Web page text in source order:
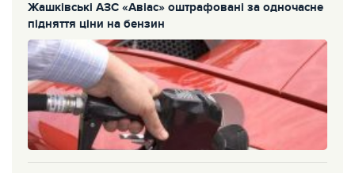
Жашківські АЗС «Авіас» оштрафовані за одночасне
підняття ціни на бензин